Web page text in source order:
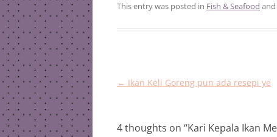
This entry was posted in Fish & Seafood
Post
← Ikan Keli Goreng pun ada resepi ye
4 thoughts on “Kari Kepala Ikan